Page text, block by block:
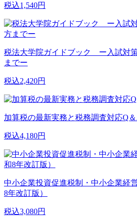
税込1,540円
税法大学院ガイドブック ー入試対
までー
税込2,420円
加算税の最新実務と税務調査対応Q＆
税込4,180円
中小企業投資促進税制・中小企業経
8年改訂版）
税込3,080円